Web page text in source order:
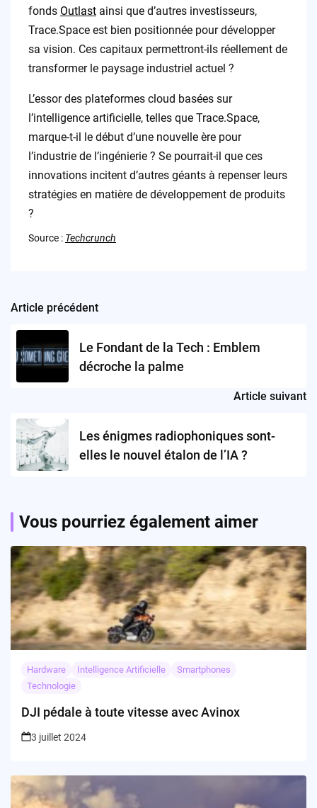
fonds Outlastainsi que d’autres investisseurs,
Trace.Space est bien positionnée pour développer
sa vision. Ces capitaux permettront-ils réellement de
transformer le paysage industriel actuel ?
L’essor des plateformes cloud basées sur
l’intelligence artificielle, telles que Trace.Space,
marque-t-il le début d’une nouvelle ère pour
l’industrie de l’ingénierie ? Se pourrait-il que ces
innovations incitent d’autres géants à repenser leurs
stratégies en matière de développement de produits
?
Source : Techcrunch
Post
navigation
Article précédent
Le Fondant de la Tech : Emblem
décroche la palme
Article suivant
Les énigmes radiophoniques sont-
elles le nouvel étalon de l’IA ?
Vous pourriez également aimer
Hardware Intelligence Artificielle
Smartphones
Technologie
DJI pédale à toute vitesse avec Avinox
3 juillet 2024